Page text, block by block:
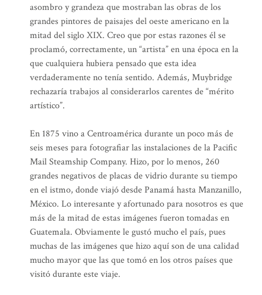
asombro y grandeza que mostraban las obras de los
grandes pintores de paisajes del oeste americano en la
mitad del siglo XIX. Creo que por estas razones él se
proclamó, correctamente, un “artista” en una época en la
que cualquiera hubiera pensado que esta idea
verdaderamente no tenía sentido. Además, Muybridge
rechazaría trabajos al considerarlos carentes de “mérito
artístico”.
En 1875 vino a Centroamérica durante un poco más de
seis meses para fotografiar las instalaciones de la Pacific
Mail Steamship Company. Hizo, por lo menos, 260
grandes negativos de placas de vidrio durante su tiempo
en el istmo, donde viajó desde Panamá hasta Manzanillo,
México. Lo interesante y afortunado para nosotros es que
más de la mitad de estas imágenes fueron tomadas en
Guatemala. Obviamente le gustó mucho el país, pues
muchas de las imágenes que hizo aquí son de una calidad
mucho mayor que las que tomó en los otros países que
visitó durante este viaje.